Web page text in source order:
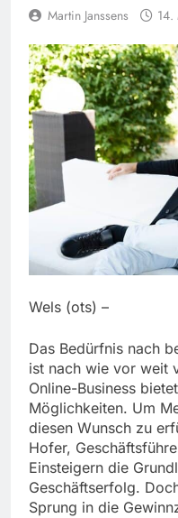
Martin Janssens
Wels (ots) –
Das Bedürfnis nach
ist nach wie vor weit
Online-Business
Möglichkeiten. Um
diesen Wunsch zu
Hofer,
Einsteigern die
Geschäftserfolg.
Sprung in die